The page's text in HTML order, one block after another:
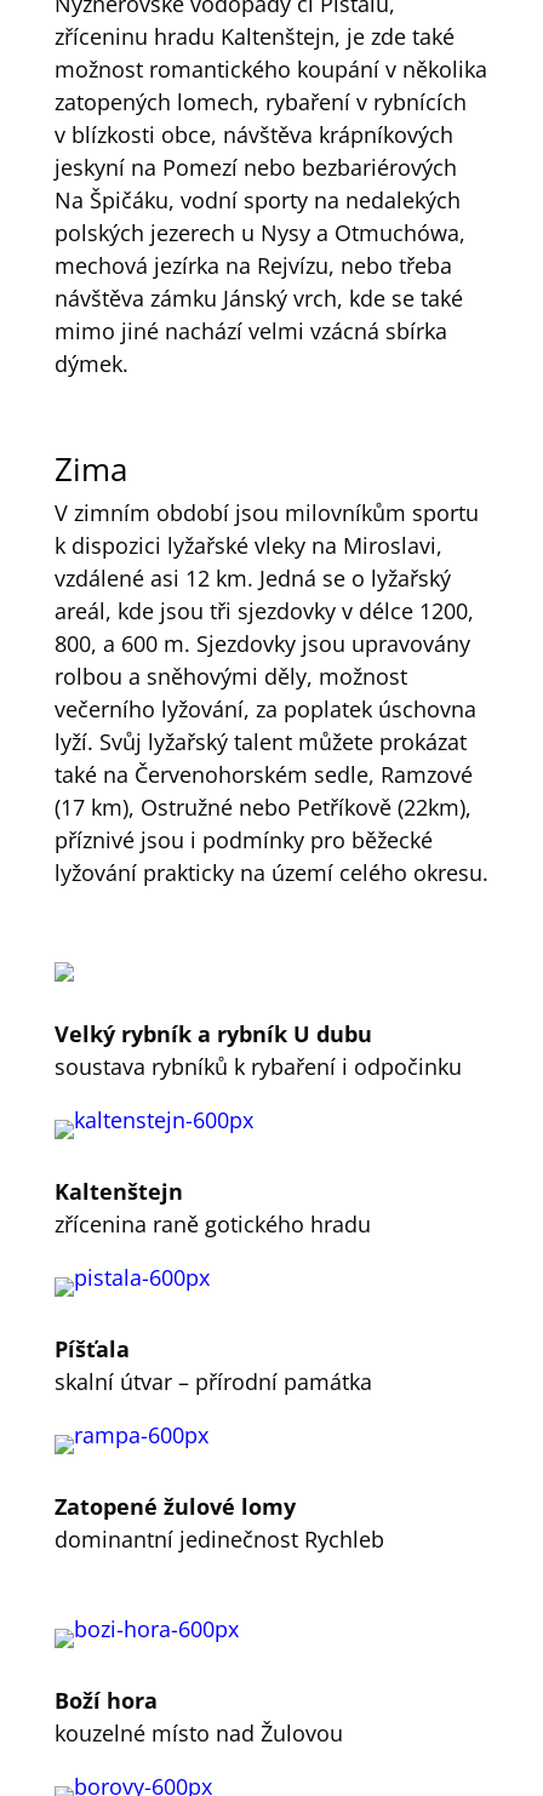
zříceninu hradu Kaltenštejn, je zde také
možnost romantického koupání v několika
zatopených lomech, rybaření v rybnících
v blízkosti obce, návštěva krápníkových
jeskyní na Pomezí nebo bezbariérových
Na Špičáku, vodní sporty na nedalekých
polských jezerech u Nysy a Otmuchówa,
mechová jezírka na Rejvízu, nebo třeba
návštěva zámku Jánský vrch, kde se také
mimo jiné nachází velmi vzácná sbírka
dýmek.
Zima
V zimním období jsou milovníkům sportu
k dispozici lyžařské vleky na Miroslavi,
vzdálené asi 12 km. Jedná se o lyžařský
areál, kde jsou tři sjezdovky v délce 1200,
800, a 600 m. Sjezdovky jsou upravovány
rolbou a sněhovými děly, možnost
večerního lyžování, za poplatek úschovna
lyží. Svůj lyžařský talent můžete prokázat
také na Červenohorském sedle, Ramzové
(17 km), Ostružné nebo Petříkově (22km),
příznivé jsou i podmínky pro běžecké
lyžování prakticky na území celého okresu.
Velký rybník a rybník U dubu
soustava rybníků k rybaření i odpočinku
Kaltenštejn
zřícenina raně gotického hradu
Píšťala
skalní útvar – přírodní památka
Zatopené žulové lomy
dominantní jedinečnost Rychleb
Boží hora
kouzelné místo nad Žulovou